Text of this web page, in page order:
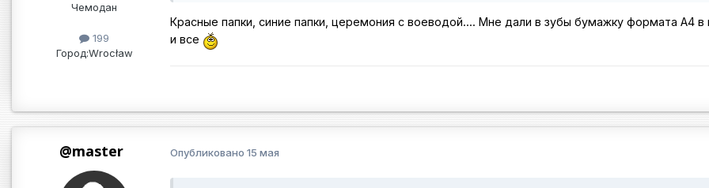
Чемодан
199
Город:Wrocław
Красные папки, синие папки, церемония с воеводой.... Мне дали в зубы бумажку формата А4 в
и все
@master Опубликовано 15 мая